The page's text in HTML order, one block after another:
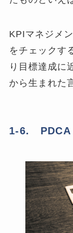
KPIマネジメ
をチェックす
り目標達成に
から生まれた
1-6. PDCA